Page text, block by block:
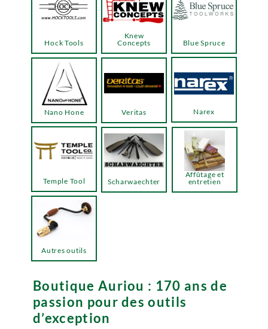
Boutique Auriou : 170 ans de
passion pour des outils
d’exception
Hock Tools
Knew
Concepts
Temple Tool
Blue Spruce
Narex
Veritas
Nano Hone
Autres outils
Scharwaechter
Affûtage et
entretien